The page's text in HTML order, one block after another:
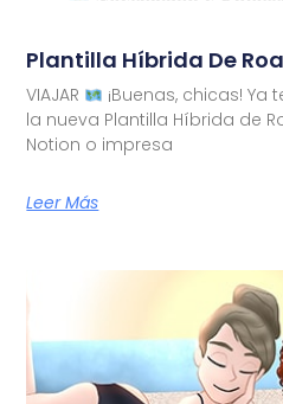
Plantilla Híbrida De
VIAJAR
¡Buenas, chicas!
la nueva Plantilla Híbrida de
Notion o impresa
Leer Más